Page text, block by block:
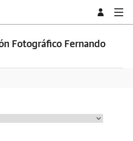
Fotográfico Fernando